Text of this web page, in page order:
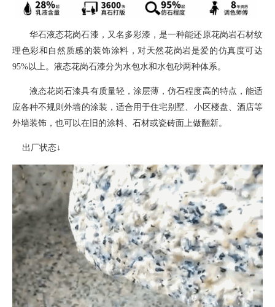
华石液态花岗石漆， 又名多彩漆，是一种能还原花岗岩石材纹
理色彩和自然质感的装饰涂料 ，对天然花岗岩是爱的仿真度可达
95%以上。液态花岗石漆分为水包水和水包砂两种体系。
液态花岗石漆具有质量轻，涂层薄，仿石程度高的特点，能适
应各种不规则外墙的涂装 ， 适合用于住宅别墅、小区楼盘、酒店等
外墙装饰，也可以在旧的涂料、石材或瓷砖面上做翻新。
出厂状态↓